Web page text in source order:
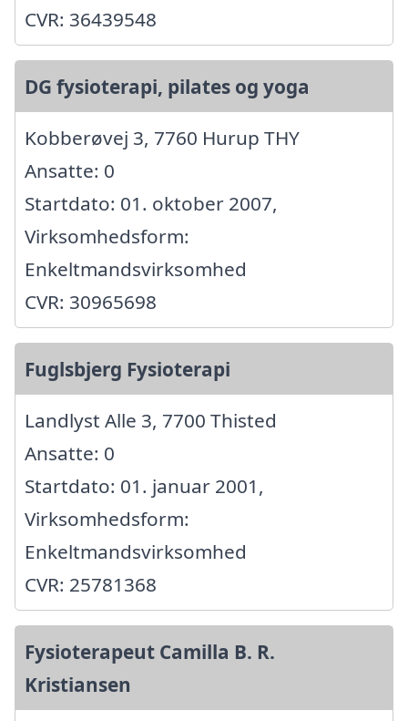
CVR: 36439548
DG fysioterapi, pilates og yoga
Kobberøvej 3, 7760 Hurup THY
Ansatte: 0
Startdato: 01. oktober 2007,
Virksomhedsform:
Enkeltmandsvirksomhed
CVR: 30965698
Fuglsbjerg Fysioterapi
Landlyst Alle 3, 7700 Thisted
Ansatte: 0
Startdato: 01. januar 2001,
Virksomhedsform:
Enkeltmandsvirksomhed
CVR: 25781368
Fysioterapeut Camilla B. R.
Kristiansen